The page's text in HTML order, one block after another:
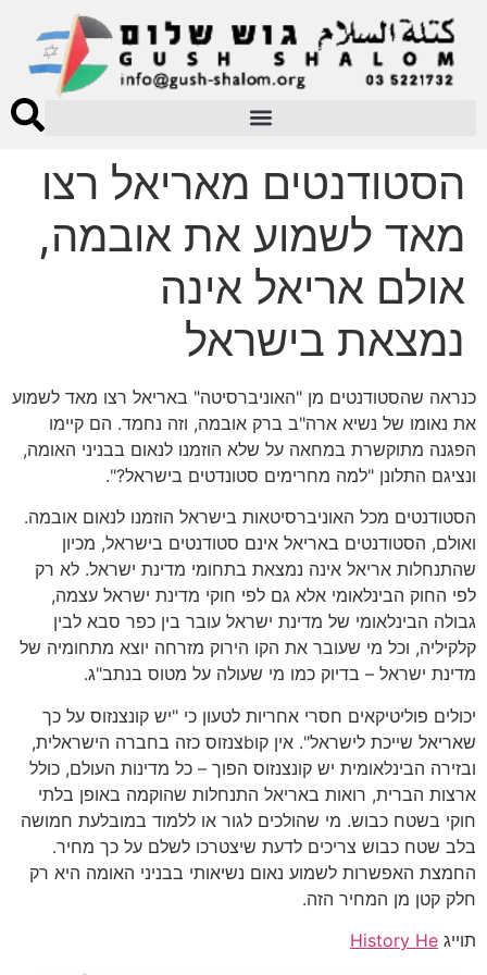
הסטודנטים מאריאל רצו
מאד לשמוע את אובמה,
אולם אריאל אינה
נמצאת בישראל
כנראה שהסטודנטים מן "האוניברסיטה" באריאל רצו מאד לשמוע
את נאומו של נשיא ארה"ב ברק אובמה, וזה נחמד. הם קיימו
הפגנה מתוקשרת במחאה על שלא הוזמנו לנאום בבניני האומה,
ונציגם התלונן "למה מחרימים סטונדטים בישראל?".
הסטודנטים מכל האוניברסיטאות בישראל הוזמנו לנאום אובמה.
ואולם, הסטודנטים באריאל אינם סטודנטים בישראל, מכיון
שהתנחלות אריאל אינה נמצאת בתחומי מדינת ישראל. לא רק
לפי החוק הבינלאומי אלא גם לפי חוקי מדינת ישראל עצמה,
גבולה הבינלאומי של מדינת ישראל עובר בין כפר סבא לבין
קלקיליה, וכל מי שעובר את הקו הירוק מזרחה יוצא מתחומיה של
מדינת ישראל – בדיוק כמו מי שעולה על מטוס בנתב"ג.
יכולים פוליטיקאים חסרי אחריות לטעון כי "יש קונצנזוס על כך
שאריאל שייכת לישראל". אין קוbצנזוס כזה בחברה הישראלית,
ובזירה הבינלאומית יש קונצנזוס הפוך – כל מדינות העולם, כולל
ארצות הברית, רואות באריאל התנחלות שהוקמה באופן בלתי
חוקי בשטח כבוש. מי שהולכים לגור או ללמוד במובלעת חמושה
בלב שטח כבוש צריכים לדעת שיצטרכו לשלם על כך מחיר.
החמצת האפשרות לשמוע נאום נשיאותי בבניני האומה היא רק
חלק קטן מן המחיר הזה.
תוייג History He